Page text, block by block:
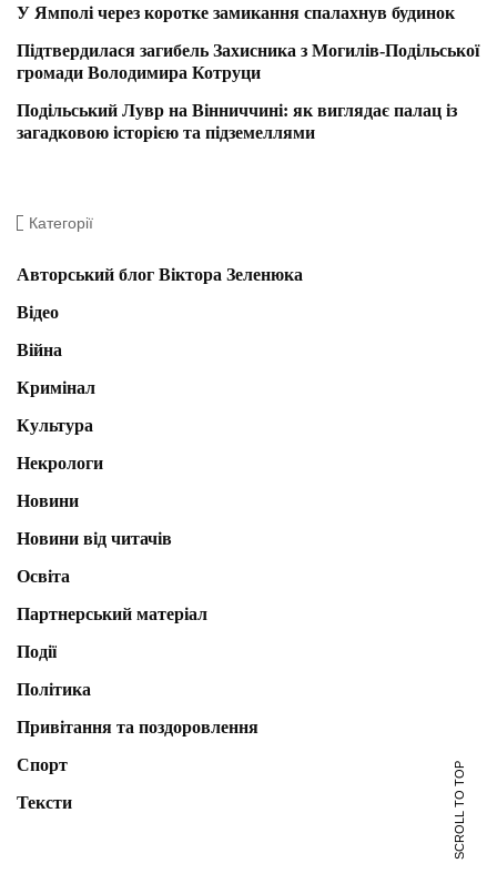
У Ямполі через коротке замикання спалахнув будинок
Підтвердилася загибель Захисника з Могилів-Подільської
громади Володимира Котруци
Подільський Лувр на Вінниччині: як виглядає палац із
загадковою історією та підземеллями
Категорії
Авторський блог Віктора Зеленюка
Відео
Війна
Кримінал
Культура
Некрологи
Новини
Новини від читачів
Освіта
Партнерський матеріал
Події
Політика
Привітання та поздоровлення
Спорт
Тексти
SCROLL TO TOP